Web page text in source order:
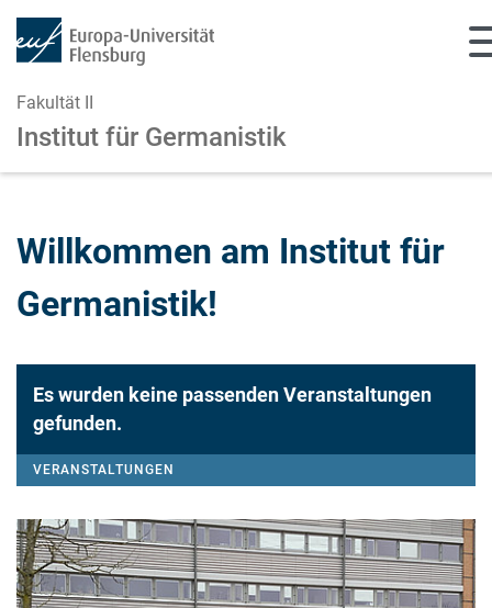
Fakultät II
Institut für Germanistik
Willkommen am Institut für
Germanistik!
Es wurden keine passenden Veranstaltungen
gefunden.
VERANSTALTUNGEN